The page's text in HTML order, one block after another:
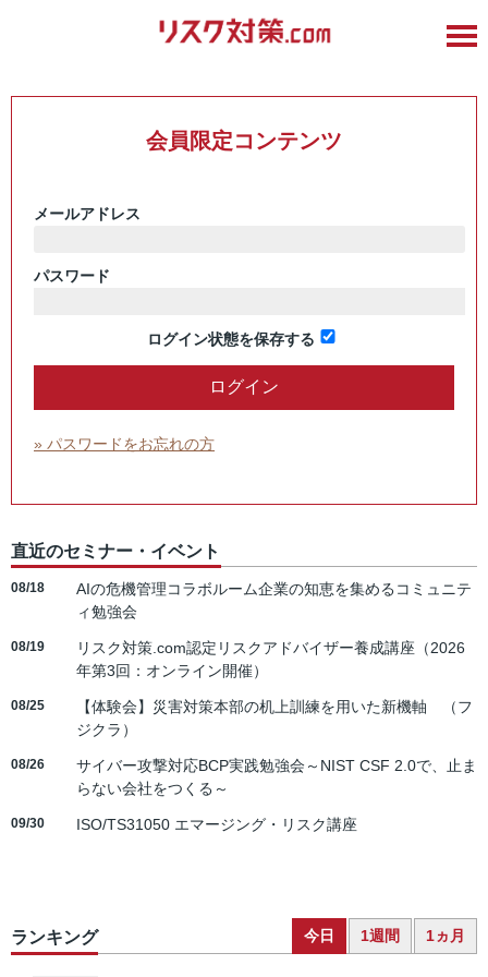
会員限定コンテンツ
メールアドレス
パスワード
ログイン状態を保存する
» パスワードをお忘れの方
直近のセミナー・イベント
08/18
AIの危機管理コラボルーム企業の知恵を集めるコミュニテ
ィ勉強会
08/19
リスク対策.com認定リスクアドバイザー養成講座（2026
年第3回：オンライン開催）
08/25
【体験会】災害対策本部の机上訓練を用いた新機軸 （フ
ジクラ）
08/26
サイバー攻撃対応BCP実践勉強会～NIST CSF 2.0で、止ま
らない会社をつくる～
09/30 ISO/TS31050 エマージング・リスク講座
ランキング 今日 1週間 1ヵ月